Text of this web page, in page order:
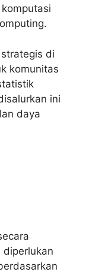
di
komunitas
ini
daya
diperlukan